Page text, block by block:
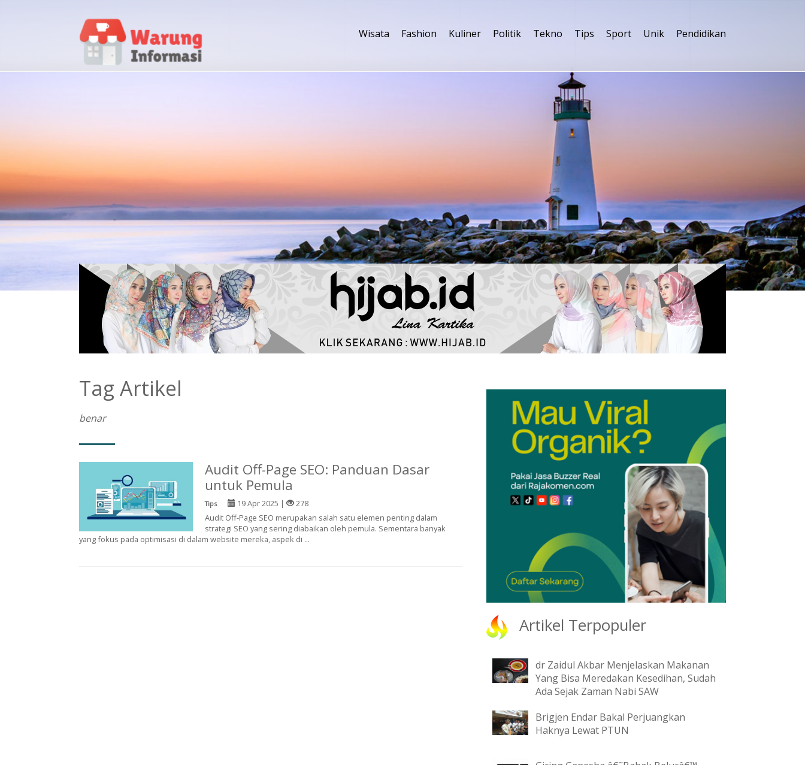
Wisata Fashion Kuliner Politik Tekno Tips Sport Unik Pendidikan
Tag Artikel
benar
Audit Off-Page SEO: Panduan Dasar
untuk Pemula
Tips 19 Apr 2025 |
278
Audit Off-Page SEO merupakan salah satu elemen penting dalam
strategi SEO yang sering diabaikan oleh pemula. Sementara banyak
yang fokus pada optimisasi di dalam website mereka, aspek di ...
Artikel Terpopuler
dr Zaidul Akbar Menjelaskan Makanan
Yang Bisa Meredakan Kesedihan, Sudah
Ada Sejak Zaman Nabi SAW
Brigjen Endar Bakal Perjuangkan
Haknya Lewat PTUN